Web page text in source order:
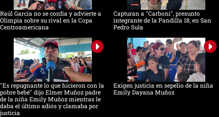
Raúl García no se confía y advierte a
Olimpia sobre su rival en la Copa
Centroamericana
Capturan a "Carboni", presunto
integrante de la Pandilla 18, en San
Pedro Sula
"Es repugnante lo que hicieron con la
pobre bebé" dijo Elmer Muñoz padre
de la niña Emily Muñoz mientras le
daba el último adiós y clamaba por
justicia
Exigen justicia en sepelio de la niña
Emily Dayana Muñoz